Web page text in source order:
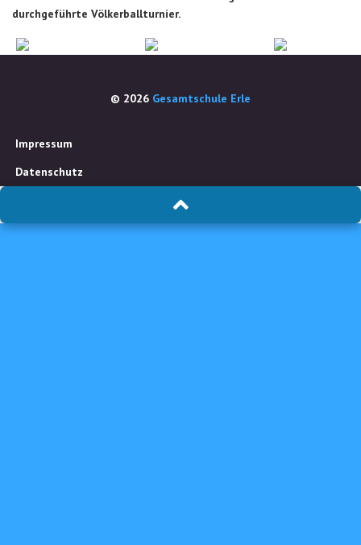
durchgeführte Völkerballturnier.
© 2026 Gesamtschule Erle
Impressum
Datenschutz